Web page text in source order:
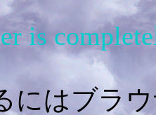
is
にはブラ